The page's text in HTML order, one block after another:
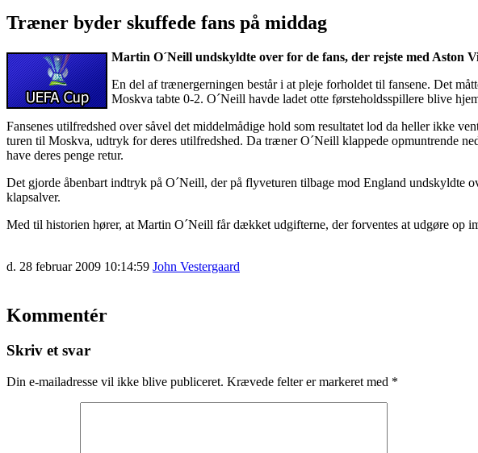
Træner byder skuffede fans på middag
Martin O´Neill undskyldte over for de fans, der rejste med Aston
En del af trænergerningen består i at pleje forholdet til fansene. Det
Moskva tabte 0-2. O´Neill havde ladet otte førsteholdsspillere blive
Fansenes utilfredshed over såvel det middelmådige hold som resultatet lod da heller ikke
turen til Moskva, udtryk for deres utilfredshed. Da træner O´Neill klappede opmuntrende
have deres penge retur.
Det gjorde åbenbart indtryk på O´Neill, der på flyveturen tilbage mod England undskyldte
klapsalver.
Med til historien hører, at Martin O´Neill får dækket udgifterne, der forventes at udgøre op
d. 28 februar 2009 10:14:59 John Vestergaard
Kommentér
Skriv et svar
Din e-mailadresse vil ikke blive publiceret. Krævede felter er markeret med *